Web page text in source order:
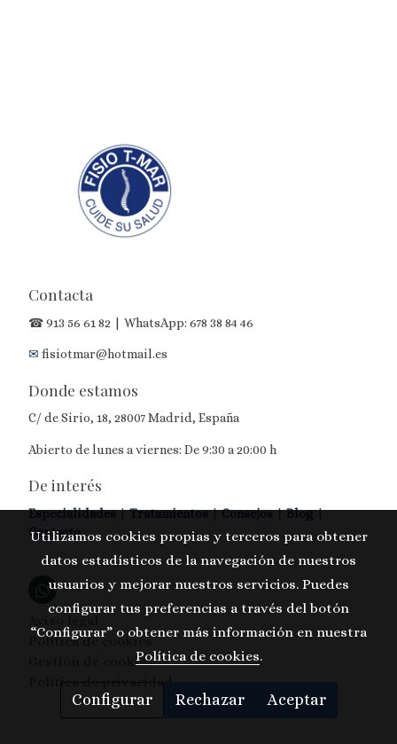
Contacta
☎913 56 61 82 | WhatsApp: 678 38 84 46
✉ fisiotmar@hotmail.es
Donde estamos
C/ de Sirio, 18, 28007 Madrid, España
Abierto de lunes a viernes: De 9:30 a 20:00 h
De interés
Especialidades|Tratamientos|Consejos|Blog|
Contacto
Política de cookies
Gestión de cookies
Política de privacidad
Utilizamos cookies propias y terceros para obtener
datos estadísticos de la navegación de nuestros
usuarios y mejorar nuestros servicios. Puedes
configurar tus preferencias a través del botón
“Configurar” o obtener más información en nuestra
Política de cookies.
Configurar Rechazar Aceptar